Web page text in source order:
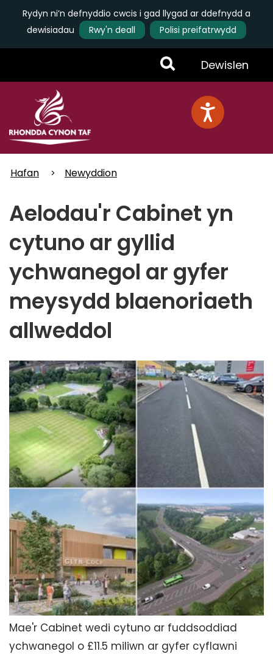
Rydyn ni’n defnyddio cwcis i gad llygad ar ddefnydd a
dewisiadau
Rwy'n deall
Polisi preifatrwydd
Toggle
Menu
Dewislen
Hafan Newyddion
Aelodau'r Cabinet yn
cytuno ar gyllid
ychwanegol ar gyfer
meysydd blaenoriaeth
allweddol
Mae'r Cabinet wedi cytuno ar fuddsoddiad
ychwanegol o £11.5 miliwn ar gyfer cyflawni